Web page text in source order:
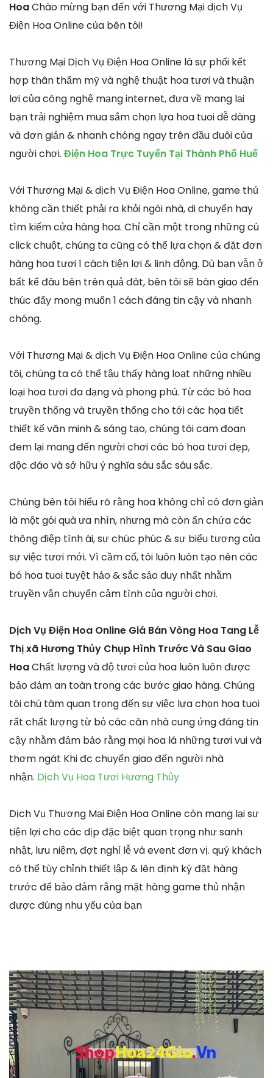
HoaChào mừng bạn đến với Thương Mại dịch Vụ
Điện Hoa Online của bên tôi!
Thương Mại Dịch Vụ Điện Hoa Online là sự phối kết
hợp thân thẩm mỹ và nghệ thuật hoa tươi và thuận
lợi của công nghệ mạng internet, đưa về mang lại
bạn trải nghiệm mua sắm chọn lựa hoa tuoi dễ dàng
và đơn giản & nhanh chóng ngay trên đầu đuôi của
người chơi. Điện Hoa Trực Tuyến Tại Thành Phố Huế
Với Thương Mại & dịch Vụ Điện Hoa Online, game thủ
không cần thiết phải ra khỏi ngôi nhà, di chuyển hay
tìm kiếm cửa hàng hoa. Chỉ cần một trong những cú
click chuột, chúng ta cũng có thể lựa chọn & đặt đơn
hàng hoa tươi 1 cách tiện lợi & linh động. Dù bạn vẫn ở
bất kể đâu bên trên quả đât, bên tôi sẽ bàn giao đến
thúc đẩy mong muốn 1 cách đáng tin cậy và nhanh
chóng.
Với Thương Mại & dịch Vụ Điện Hoa Online của chúng
tôi, chúng ta có thể tậu thấy hàng loạt những nhiều
loại hoa tươi đa dạng và phong phú. Từ các bó hoa
truyền thống và truyền thống cho tới các họa tiết
thiết kế văn minh & sáng tạo, chúng tôi cam đoan
đem lại mang đến người chơi các bó hoa tươi đẹp,
độc đáo và sở hữu ý nghĩa sâu sắc sâu sắc.
Chúng bên tôi hiểu rõ rằng hoa không chỉ có đơn giản
là một gói quà ưa nhìn, nhưng mà còn ẩn chứa các
thông điệp tình ái, sự chúc phúc & sự biểu tượng của
sự việc tươi mới. Vì cầm cố, tôi luôn luôn tạo nên các
bó hoa tuoi tuyệt hảo & sắc sảo duy nhất nhằm
truyền vận chuyển cảm tình của người chơi.
Dịch Vụ Điện Hoa Online Giá Bán Vòng Hoa Tang Lễ
Thị xã Hương Thủy Chụp Hình Trước Và Sau Giao
HoaChất lượng và độ tươi của hoa luôn luôn được
bảo đảm an toàn trong các bước giao hàng. Chúng
tôi chú tâm quan trọng đến sự việc lựa chọn hoa tuoi
rất chất lượng từ bỏ các căn nhà cung ứng đáng tin
cậy nhằm đảm bảo rằng mọi hoa lá những tươi vui và
thơm ngát Khi đc chuyển giao đến người nhà
nhận. Dịch Vụ Hoa Tươi Hương Thủy
Dịch Vụ Thương Mại Điện Hoa Online còn mang lại sự
tiện lợi cho các dịp đặc biệt quan trọng như sanh
nhật, lưu niệm, đợt nghỉ lễ và event đơn vị. quý khách
có thể tùy chỉnh thiết lập & lên định kỳ đặt hàng
trước để bảo đảm rằng mặt hàng game thủ nhận
được đúng nhu yếu của bạn